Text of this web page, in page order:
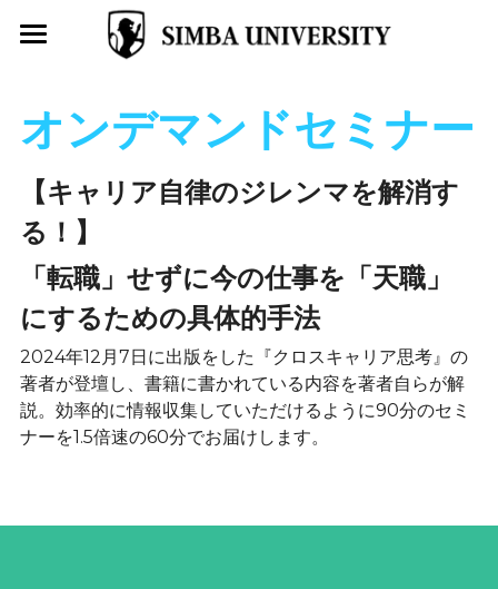
SIMBA UNIVERSITYとは
お役立ちコラム
導入事例
ＡＩ無料ビジョン診断
キャリア開発プログラム
4コマ漫画はたらくわたし
学校型転職支援サービスSIMBA
オンデマンドセミナー
【キャリア自律のジレンマを解消す
る！ 】
「転職」せずに今の仕事を「天職」
にするための具体的手法
2024年12月7日に出版をした『クロスキャリア思考』の
著者が登壇し、書籍に書かれている内容を著者自らが解
説。効率的に情報収集していただけるように90分のセミ
ナーを1.5倍速の60分でお届けします。